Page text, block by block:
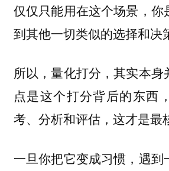
仅仅只能用在这个场景，你
到其他一切类似的选择和决
所以，量化打分，其实本身
点是这个打分背后的东西
考、分析和评估，这才是最
一旦你把它变成习惯，遇到